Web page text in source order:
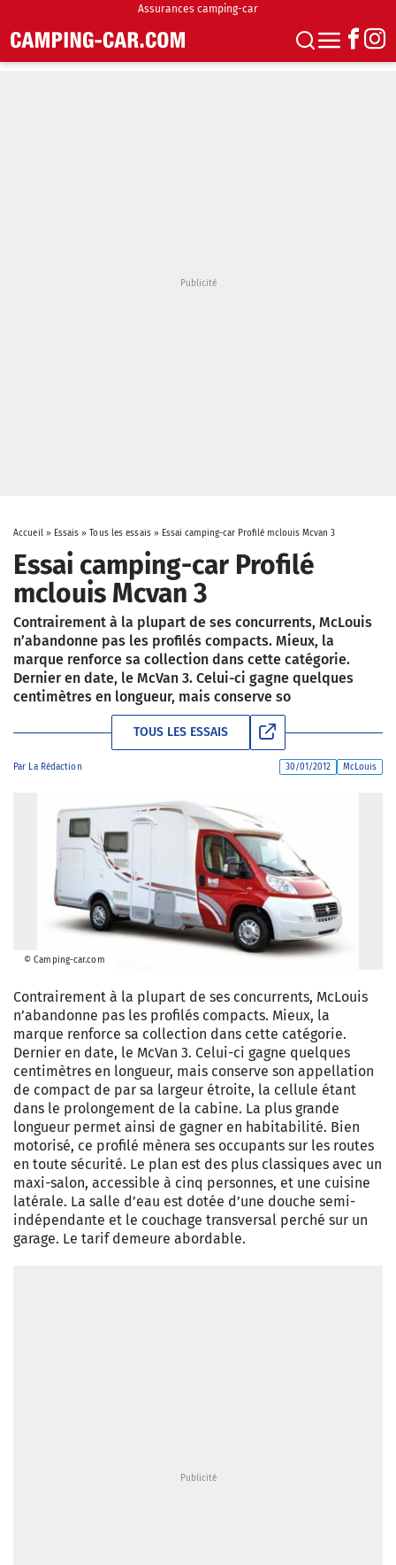
Assurances camping-car
Accueil» Essais »Tous les essais» Essai camping-car Profilé mclouis Mcvan 3
Essai camping-car Profilé
mclouis Mcvan 3
Contrairement à la plupart de ses concurrents, McLouis
n’abandonne pas les profilés compacts. Mieux, la
marque renforce sa collection dans cette catégorie.
Dernier en date, le McVan 3. Celui-ci gagne quelques
centimètres en longueur, mais conserve so
TOUS LES ESSAIS
Par La Rédaction 30/01/2012 McLouis
© Camping-car.com
Contrairement à la plupart de ses concurrents, McLouis
n’abandonne pas les profilés compacts. Mieux, la
marque renforce sa collection dans cette catégorie.
Dernier en date, le McVan 3. Celui-ci gagne quelques
centimètres en longueur, mais conserve son appellation
de compact de par sa largeur étroite, la cellule étant
dans le prolongement de la cabine. La plus grande
longueur permet ainsi de gagner en habitabilité. Bien
motorisé, ce profilé mènera ses occupants sur les routes
en toute sécurité. Le plan est des plus classiques avec un
maxi-salon, accessible à cinq personnes, et une cuisine
latérale. La salle d’eau est dotée d’une douche semi-
indépendante et le couchage transversal perché sur un
garage. Le tarif demeure abordable.